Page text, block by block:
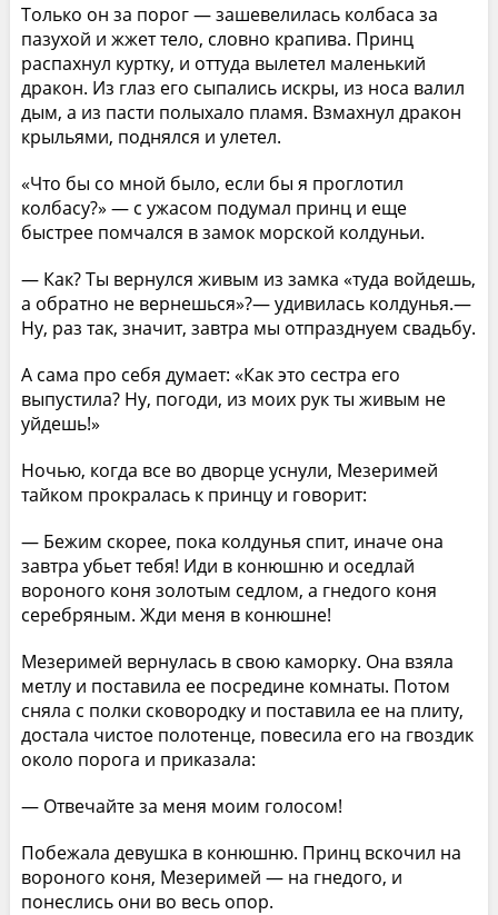
Только он за порог — зашевелилась колбаса за
пазухой и жжет тело, словно крапива. Принц
распахнул куртку, и оттуда вылетел маленький
дракон. Из глаз его сыпались искры, из носа валил
дым, а из пасти полыхало пламя. Взмахнул дракон
крыльями, поднялся и улетел.
«Что бы со мной было, если бы я проглотил
колбасу?» — с ужасом подумал принц и еще
быстрее помчался в замок морской колдуньи.
— Как? Ты вернулся живым из замка «туда войдешь,
а обратно не вернешься»?— удивилась колдунья.—
Ну, раз так, значит, завтра мы отпразднуем свадьбу.
А сама про себя думает: «Как это сестра его
выпустила? Ну, погоди, из моих рук ты живым не
уйдешь!»
Ночью, когда все во дворце уснули, Мезеримей
тайком прокралась к принцу и говорит:
— Бежим скорее, пока колдунья спит, иначе она
завтра убьет тебя! Иди в конюшню и оседлай
вороного коня золотым седлом, а гнедого коня
серебряным. Жди меня в конюшне!
Мезеримей вернулась в свою каморку. Она взяла
метлу и поставила ее посредине комнаты. Потом
сняла с полки сковородку и поставила ее на плиту,
достала чистое полотенце, повесила его на гвоздик
около порога и приказала:
— Отвечайте за меня моим голосом!
Побежала девушка в конюшню. Принц вскочил на
вороного коня, Мезеримей — на гнедого, и
понеслись они во весь опор.